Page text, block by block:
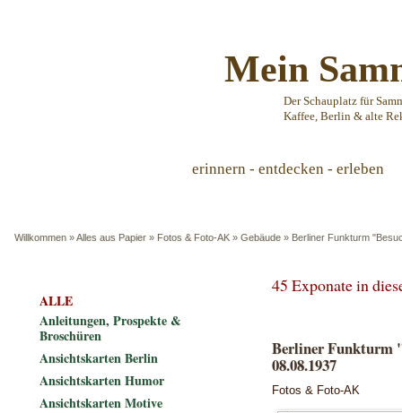
Mein
Der Schauplatz für
Kaffee, Berlin & alte
erinnern - entdecken - erleben
Willkommen »Alles aus Papier » Fotos & Foto-AK » Gebäude » Berliner Funkturm
45 Exponate in
Berliner Funkturm
08.08.1937
Fotos & Foto-AK
ALLE
Anleitungen, Prospekte &
Broschüren
Ansichtskarten Berlin
Ansichtskarten Humor
Ansichtskarten Motive